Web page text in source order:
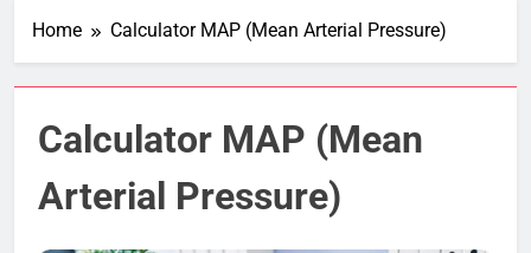
Home Calculator MAP (Mean Arterial Pressure)
Calculator MAP (Mean
Arterial Pressure)